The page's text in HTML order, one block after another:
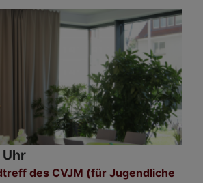
Uhr
des CVJM (für Jugendliche